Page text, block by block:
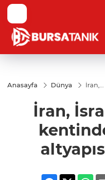
Anasayfa Dünya
İran,
petrol
vurdu
İran,